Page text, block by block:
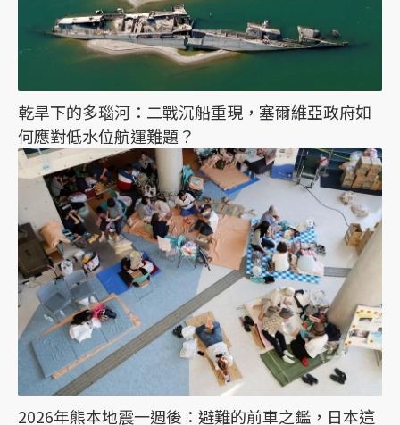
乾旱下的多瑙河：二戰沉船重現，塞爾維亞政府如
何應對低水位航運難題？
2026年熊本地震一週後：避難的前車之鑑，日本這